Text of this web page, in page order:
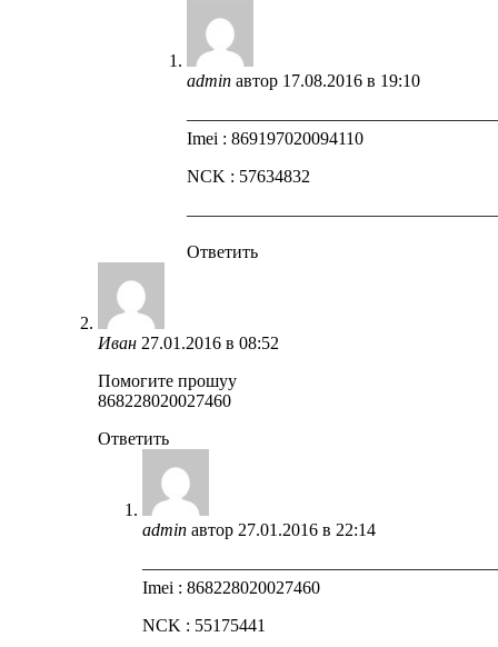
admin автор 17.08.2016 в 19:10
Imei : 869197020094110
NCK : 57634832
Ответить
Иван 27.01.2016 в 08:52
Помогите прошуу
868228020027460
Ответить
admin автор 27.01.2016 в 22:14
Imei : 868228020027460
NCK : 55175441